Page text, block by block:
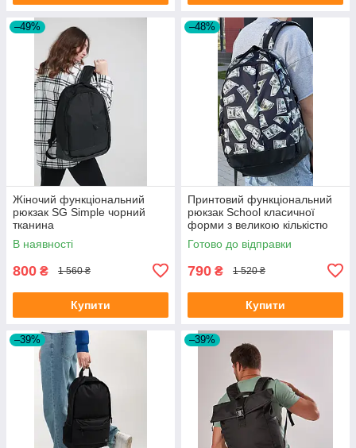
–49%
Жіночий функціональний
рюкзак SG Simple чорний
тканина
В наявності
800 ₴ 1 560 ₴
Купити
–48%
Принтовий функціональний
рюкзак School класичної
форми з великою кількістю
відділень на 30л
Готово до відправки
790 ₴ 1 520 ₴
Купити
–39% –39%